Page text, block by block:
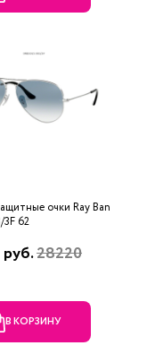
очки Ray Ban
3F 62
руб.28220
В КОРЗИНУ